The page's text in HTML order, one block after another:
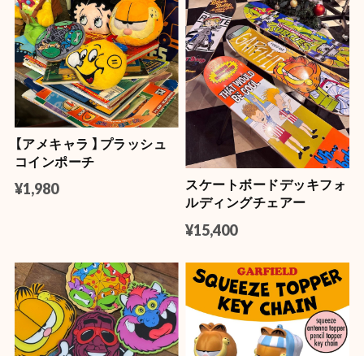
【アメキャラ 】プラッシュ
コインポーチ
¥1,980
スケートボードデッキフォ
ルディングチェアー
¥15,400